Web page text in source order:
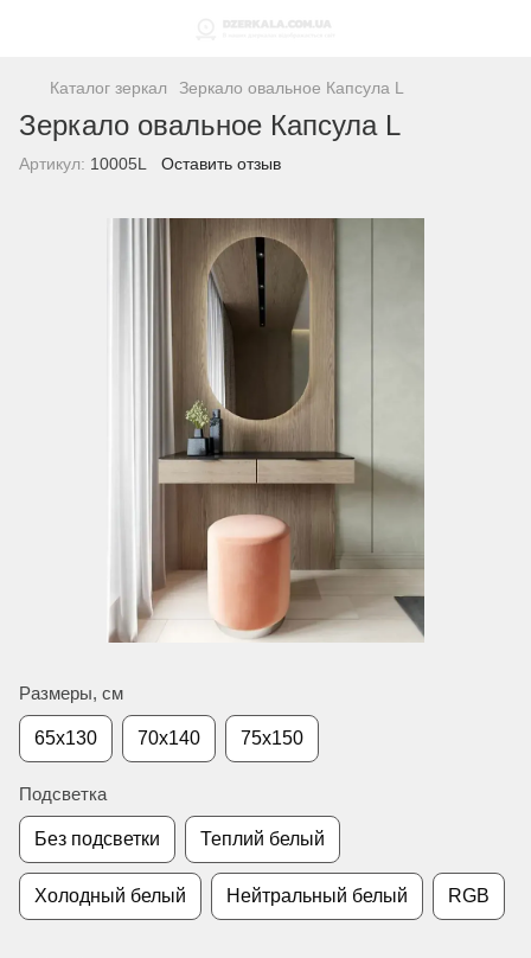
Каталог зеркал Зеркало овальное Капсула L
Зеркало овальное Капсула L
Артикул: 10005L Оставить отзыв
Размеры, см
65х130 70х140 75х150
Подсветка
Без подсветки Теплий белый
Холодный белый Нейтральный белый RGB